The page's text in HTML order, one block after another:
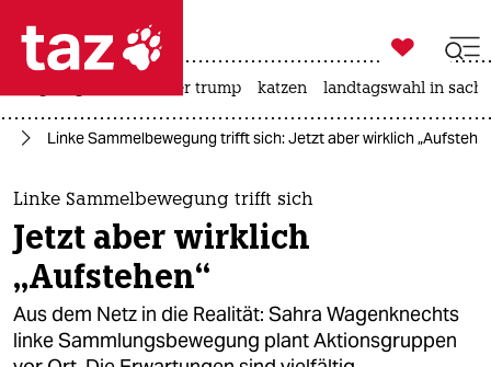
 taz zahl ich
taz zahl ich
themen
politik
öko
gesellschaft

taz zahl ich
usa unter trump katzen landtagswahl in
Linke Sammelbewegung trifft sich: Jetzt aber wirklich
Linke Sammelbewegung trifft sich
Jetzt aber wirklich
„Aufstehen“
Aus dem Netz in die Realität: Sahra Wagenknechts
linke Sammlungsbewegung plant Aktionsgruppen